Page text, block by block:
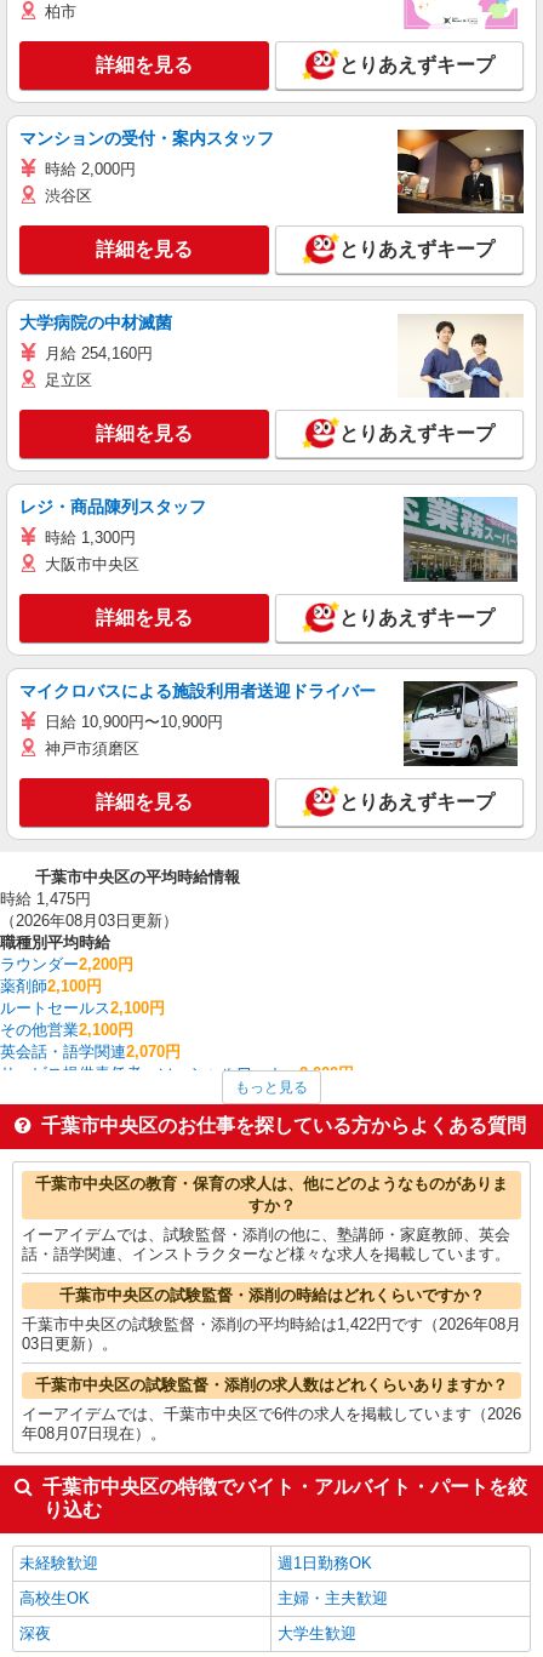
柏市
詳細を見る とりあえずキープ
マンションの受付・案内スタッフ
時給 2,000円
渋谷区
詳細を見る とりあえずキープ
大学病院の中材滅菌
月給 254,160円
足立区
詳細を見る とりあえずキープ
レジ・商品陳列スタッフ
時給 1,300円
大阪市中央区
詳細を見る とりあえずキープ
マイクロバスによる施設利用者送迎ドライバー
日給 10,900円〜10,900円
神戸市須磨区
詳細を見る とりあえずキープ
千葉市中央区の平均時給情報
時給 1,475円
（2026年08月03日更新）
職種別平均時給
ラウンダー2,200円
薬剤師2,100円
ルートセールス2,100円
その他営業2,100円
英会話・語学関連2,070円
サービス提供責任者・ソーシャルワーカー2,000円
家事代行1,700円
その他オフィスワーク・事務1,661円
家電・携帯販売1,608円
千葉市中央区の他の職種の平均時給を見る
もっと見る
千葉市中央区のお仕事を探している方からよくある質問
千葉市中央区の教育・保育の求人は、他にどのようなものがありま
すか？
イーアイデムでは、試験監督・添削の他に、塾講師・家庭教師、英会
話・語学関連、インストラクターなど様々な求人を掲載しています。
千葉市中央区の試験監督・添削の時給はどれくらいですか？
千葉市中央区の試験監督・添削の平均時給は1,422円です（2026年08月
03日更新）。
千葉市中央区の試験監督・添削の求人数はどれくらいありますか？
イーアイデムでは、千葉市中央区で6件の求人を掲載しています（2026
年08月07日現在）。
千葉市中央区の特徴でバイト・アルバイト・パートを絞
り込む
未経験歓迎
週1日勤務OK
高校生OK
主婦・主夫歓迎
深夜
大学生歓迎